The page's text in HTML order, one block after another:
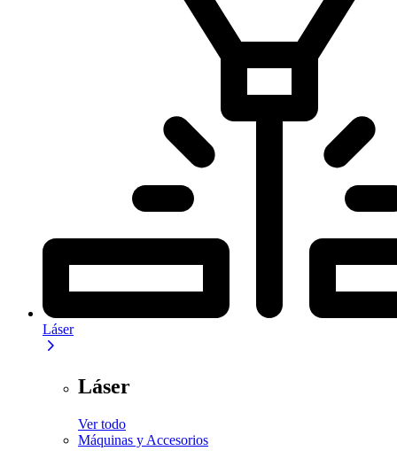
Láser
Láser
Ver todo
Máquinas y Accesorios